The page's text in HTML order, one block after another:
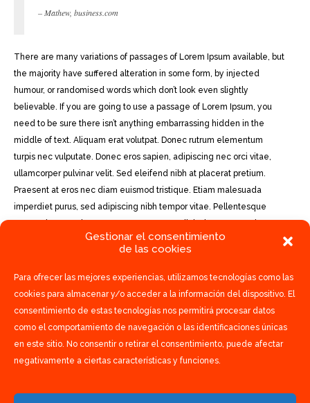
Gestionar el consentimiento
de las cookies
Para ofrecer las mejores experiencias, utilizamos tecnologías como las
cookies para almacenar y/o acceder a la información del dispositivo. El
consentimiento de estas tecnologías nos permitirá procesar datos
como el comportamiento de navegación o las identificaciones únicas
en este sitio. No consentir o retirar el consentimiento, puede afectar
negativamente a ciertas características y funciones.
– Mathew, business.com
There are many variations of passages of Lorem Ipsum available, but
the majority have suffered alteration in some form, by injected
humour, or randomised words which don’t look even slightly
believable. If you are going to use a passage of Lorem Ipsum, you
need to be sure there isn’t anything embarrassing hidden in the
middle of text. Aliquam erat volutpat. Donec rutrum elementum
turpis nec vulputate. Donec eros sapien, adipiscing nec orci vitae,
ullamcorper pulvinar velit. Sed eleifend nibh at placerat pretium.
Praesent at eros nec diam euismod tristique. Etiam malesuada
imperdiet purus, sed adipiscing nibh tempor vitae. Pellentesque
auctor placerat elementum. Praesent eu adipiscing ante. Sed
bibendum accumsan nibh, id ullamcorper tortor aliquam ac.
ultrices. Nam varius sodales neque, vitae feugiat purus. Duis
interdum ac nibh quis hendrerit. Phasellus fermentum augue velit, ut
tempus ante posuere vitae.